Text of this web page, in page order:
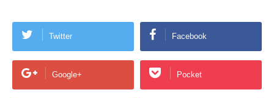
Twitter Facebook
Google+ Pocket